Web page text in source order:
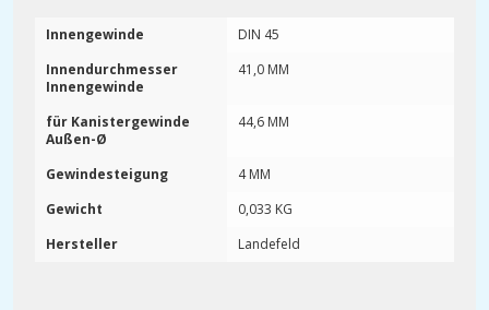
Innengewinde
DIN 45
Innendurchmesser
Innengewinde
41,0 MM
für Kanistergewinde
Außen-Ø
44,6 MM
Gewindesteigung
4 MM
Gewicht
0,033 KG
Hersteller
Landefeld